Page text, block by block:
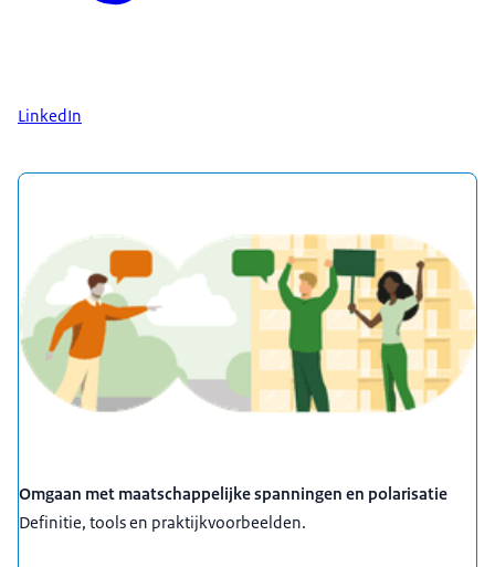
LinkedIn
Uitgelicht
Omgaan met maatschappelijke spanningen en polarisatie
Definitie, tools en praktijkvoorbeelden.